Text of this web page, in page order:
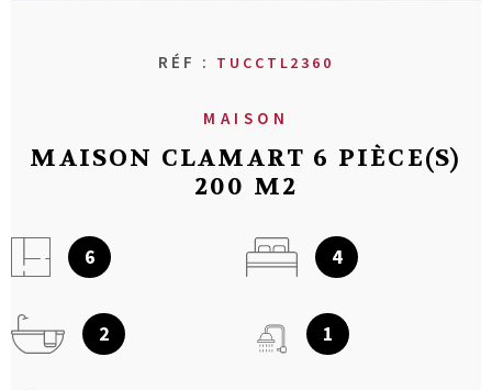
RÉF : TUCCTL2360
MAISON
MAISON CLAMART 6 PIÈCE(S)
200 M2
6 4
2 1